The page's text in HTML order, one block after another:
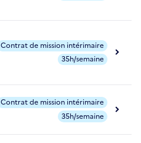
Contrat de mission intérimaire
35h/semaine
Contrat de mission intérimaire
35h/semaine